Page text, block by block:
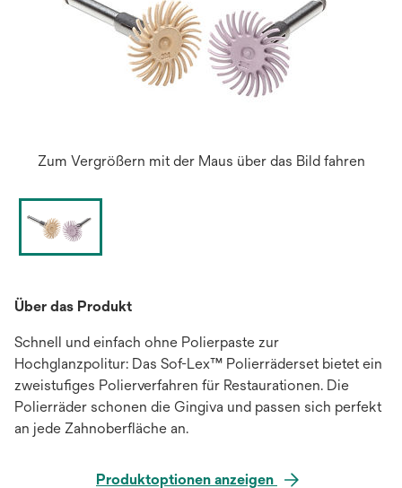
Zum Vergrößern mit der Maus über das Bild fahren
Über das Produkt
Schnell und einfach ohne Polierpaste zur
Hochglanzpolitur: Das Sof-Lex™ Polierräderset bietet ein
zweistufiges Polierverfahren für Restaurationen. Die
Polierräder schonen die Gingiva und passen sich perfekt
an jede Zahnoberfläche an.
Produktoptionen anzeigen